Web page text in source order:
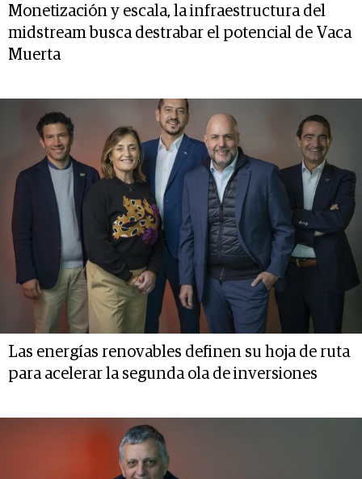
Monetización y escala, la infraestructura del
midstream busca destrabar el potencial de Vaca
Muerta
Las energías renovables definen su hoja de ruta
para acelerar la segunda ola de inversiones